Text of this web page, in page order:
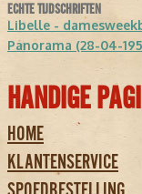
ECHTE TIJDSCHRIFTEN
Libelle -
Panorama (28-04-
HANDIGE
HOME
KLANTENSERVICE